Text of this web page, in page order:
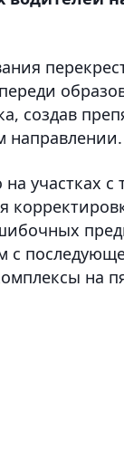
создав
направлении.
на участках
с
на